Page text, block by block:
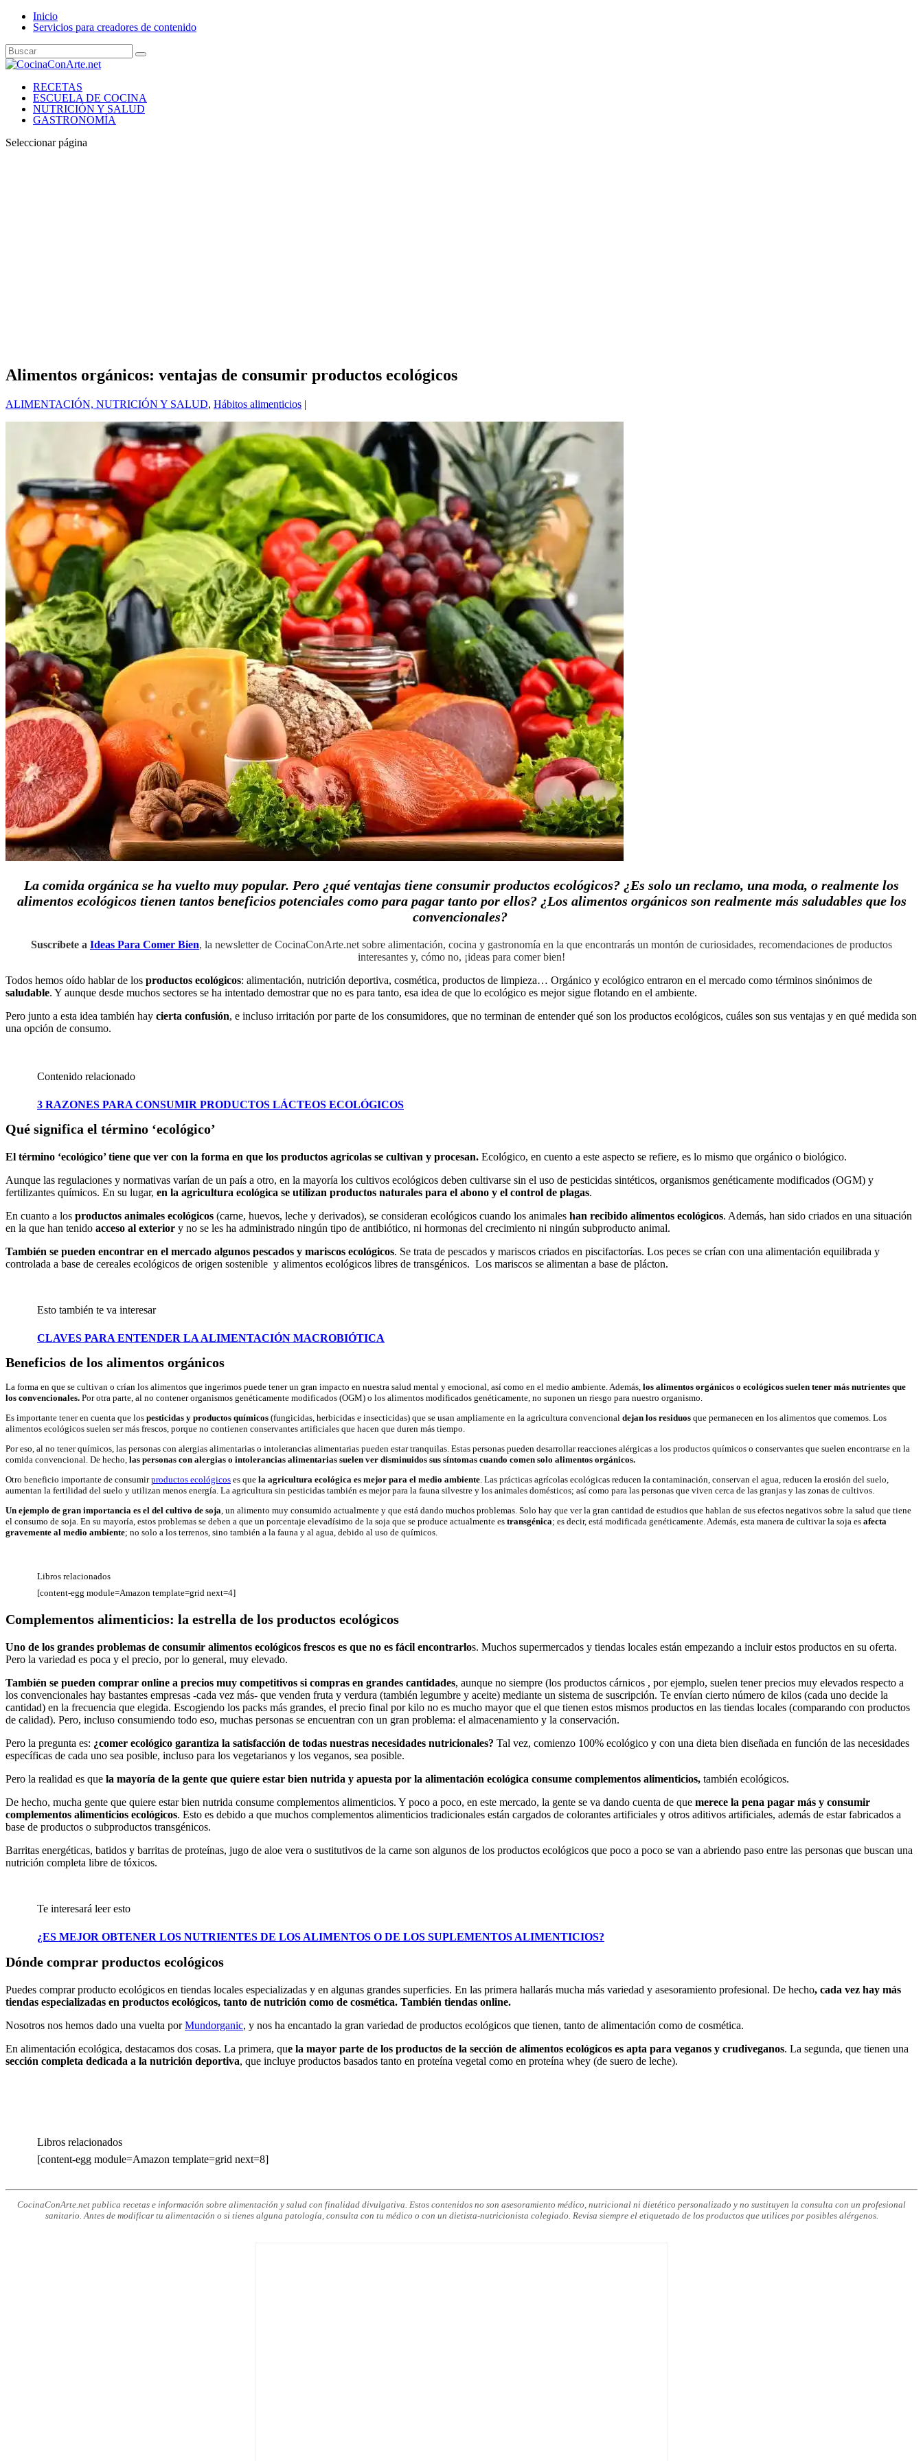
Inicio
Servicios para creadores de contenido
RECETAS
ESCUELA DE COCINA
NUTRICIÓN Y SALUD
GASTRONOMÍA
Seleccionar página
Alimentos orgánicos: ventajas de consumir productos ecológicos
ALIMENTACIÓN, NUTRICIÓN Y SALUD, Hábitos alimenticios |
La comida orgánica se ha vuelto muy popular. Pero ¿qué ventajas tiene consumir productos ecológicos? ¿Es solo un reclamo, una moda, o realmente los
alimentos ecológicos tienen tantos beneficios potenciales como para pagar tanto por ellos? ¿Los alimentos orgánicos son realmente más saludables que los
convencionales?
Suscríbete a Ideas Para Comer Bien, la newsletter de CocinaConArte.net sobre alimentación, cocina y gastronomía en la que encontrarás un montón de curiosidades, recomendaciones de productos
interesantes y, cómo no, ¡ideas para comer bien!
Todos hemos oído hablar de los productos ecológicos: alimentación, nutrición deportiva, cosmética, productos de limpieza… Orgánico y ecológico entraron en el mercado como términos sinónimos de
saludable. Y aunque desde muchos sectores se ha intentado demostrar que no es para tanto, esa idea de que lo ecológico es mejor sigue flotando en el ambiente.
Pero junto a esta idea también hay cierta confusión, e incluso irritación por parte de los consumidores, que no terminan de entender qué son los productos ecológicos, cuáles son sus ventajas y en qué medida son
una opción de consumo.
Contenido relacionado
3 RAZONES PARA CONSUMIR PRODUCTOS LÁCTEOS ECOLÓGICOS
Qué significa el término ‘ecológico’
El término ‘ecológico’ tiene que ver con la forma en que los productos agrícolas se cultivan y procesan. Ecológico, en cuento a este aspecto se refiere, es lo mismo que orgánico o biológico.
Aunque las regulaciones y normativas varían de un país a otro, en la mayoría los cultivos ecológicos deben cultivarse sin el uso de pesticidas sintéticos, organismos genéticamente modificados (OGM) y
fertilizantes químicos. En su lugar, en la agricultura ecológica se utilizan productos naturales para el abono y el control de plagas.
En cuanto a los productos animales ecológicos (carne, huevos, leche y derivados), se consideran ecológicos cuando los animales han recibido alimentos ecológicos. Además, han sido criados en una situación
en la que han tenido acceso al exterior y no se les ha administrado ningún tipo de antibiótico, ni hormonas del crecimiento ni ningún subproducto animal.
También se pueden encontrar en el mercado algunos pescados y mariscos ecológicos. Se trata de pescados y mariscos criados en piscifactorías. Los peces se crían con una alimentación equilibrada y
controlada a base de cereales ecológicos de origen sostenible y alimentos ecológicos libres de transgénicos. Los mariscos se alimentan a base de plácton.
Esto también te va interesar
CLAVES PARA ENTENDER LA ALIMENTACIÓN MACROBIÓTICA
Beneficios de los alimentos orgánicos
La forma en que se cultivan o crían los alimentos que ingerimos puede tener un gran impacto en nuestra salud mental y emocional, así como en el medio ambiente. Además, los alimentos orgánicos o ecológicos suelen tener más nutrientes que
los convencionales. Por otra parte, al no contener organismos genéticamente modificados (OGM) o los alimentos modificados genéticamente, no suponen un riesgo para nuestro organismo.
Es importante tener en cuenta que los pesticidas y productos químicos (fungicidas, herbicidas e insecticidas) que se usan ampliamente en la agricultura convencional dejan los residuos que permanecen en los alimentos que comemos. Los
alimentos ecológicos suelen ser más frescos, porque no contienen conservantes artificiales que hacen que duren más tiempo.
Por eso, al no tener químicos, las personas con alergias alimentarias o intolerancias alimentarias pueden estar tranquilas. Estas personas pueden desarrollar reacciones alérgicas a los productos químicos o conservantes que suelen encontrarse en la
comida convencional. De hecho, las personas con alergias o intolerancias alimentarias suelen ver disminuidos sus síntomas cuando comen solo alimentos orgánicos.
Otro beneficio importante de consumirproductos ecológicos es que la agricultura ecológica es mejor para el medio ambiente. Las prácticas agrícolas ecológicas reducen la contaminación, conservan el agua, reducen la erosión del suelo,
aumentan la fertilidad del suelo y utilizan menos energía. La agricultura sin pesticidas también es mejor para la fauna silvestre y los animales domésticos; así como para las personas que viven cerca de las granjas y las zonas de cultivos.
Un ejemplo de gran importancia es el del cultivo de soja, un alimento muy consumido actualmente y que está dando muchos problemas. Solo hay que ver la gran cantidad de estudios que hablan de sus efectos negativos sobre la salud que tiene
el consumo de soja. En su mayoría, estos problemas se deben a que un porcentaje elevadísimo de la soja que se produce actualmente es transgénica; es decir, está modificada genéticamente. Además, esta manera de cultivar la soja es afecta
gravemente al medio ambiente; no solo a los terrenos, sino también a la fauna y al agua, debido al uso de químicos.
Libros relacionados
[content-egg module=Amazon template=grid next=4]
Complementos alimenticios: la estrella de los productos ecológicos
Uno de los grandes problemas de consumir alimentos ecológicos frescos es que no es fácil encontrarlos. Muchos supermercados y tiendas locales están empezando a incluir estos productos en su oferta.
Pero la variedad es poca y el precio, por lo general, muy elevado.
También se pueden comprar online a precios muy competitivos si compras en grandes cantidades, aunque no siempre (los productos cárnicos , por ejemplo, suelen tener precios muy elevados respecto a
los convencionales hay bastantes empresas -cada vez más- que venden fruta y verdura (también legumbre y aceite) mediante un sistema de suscripción. Te envían cierto número de kilos (cada uno decide la
cantidad) en la frecuencia que elegida. Escogiendo los packs más grandes, el precio final por kilo no es mucho mayor que el que tienen estos mismos productos en las tiendas locales (comparando con productos
de calidad). Pero, incluso consumiendo todo eso, muchas personas se encuentran con un gran problema: el almacenamiento y la conservación.
Pero la pregunta es: ¿comer ecológico garantiza la satisfacción de todas nuestras necesidades nutricionales? Tal vez, comienzo 100% ecológico y con una dieta bien diseñada en función de las necesidades
específicas de cada uno sea posible, incluso para los vegetarianos y los veganos, sea posible.
Pero la realidad es que la mayoría de la gente que quiere estar bien nutrida y apuesta por la alimentación ecológica consume complementos alimenticios, también ecológicos.
De hecho, mucha gente que quiere estar bien nutrida consume complementos alimenticios. Y poco a poco, en este mercado, la gente se va dando cuenta de que merece la pena pagar más y consumir
complementos alimenticios ecológicos. Esto es debido a que muchos complementos alimenticios tradicionales están cargados de colorantes artificiales y otros aditivos artificiales, además de estar fabricados a
base de productos o subproductos transgénicos.
Barritas energéticas, batidos y barritas de proteínas, jugo de aloe vera o sustitutivos de la carne son algunos de los productos ecológicos que poco a poco se van a abriendo paso entre las personas que buscan una
nutrición completa libre de tóxicos.
Te interesará leer esto
¿ES MEJOR OBTENER LOS NUTRIENTES DE LOS ALIMENTOS O DE LOS SUPLEMENTOS ALIMENTICIOS?
Dónde comprar productos ecológicos
Puedes comprar producto ecológicos en tiendas locales especializadas y en algunas grandes superficies. En las primera hallarás mucha más variedad y asesoramiento profesional. De hecho, cada vez hay más
tiendas especializadas en productos ecológicos, tanto de nutrición como de cosmética. También tiendas online.
Nosotros nos hemos dado una vuelta porMundorganic, y nos ha encantado la gran variedad de productos ecológicos que tienen, tanto de alimentación como de cosmética.
En alimentación ecológica, destacamos dos cosas. La primera, que la mayor parte de los productos de la sección de alimentos ecológicos es apta para veganos y crudiveganos. La segunda, que tienen una
sección completa dedicada a la nutrición deportiva, que incluye productos basados tanto en proteína vegetal como en proteína whey (de suero de leche).
Libros relacionados
[content-egg module=Amazon template=grid next=8]
CocinaConArte.net publica recetas e información sobre alimentación y salud con finalidad divulgativa. Estos contenidos no son asesoramiento médico, nutricional ni dietético personalizado y no sustituyen la consulta con un profesional
sanitario. Antes de modificar tu alimentación o si tienes alguna patología, consulta con tu médico o con un dietista-nutricionista colegiado. Revisa siempre el etiquetado de los productos que utilices por posibles alérgenos.